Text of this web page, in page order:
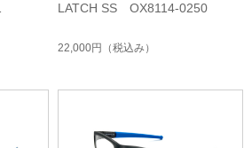
LATCH SS OX8114-0250
22,000円 （税込み）